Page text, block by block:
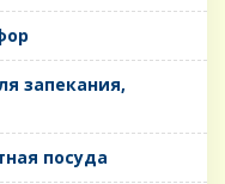
запекания,
посуда